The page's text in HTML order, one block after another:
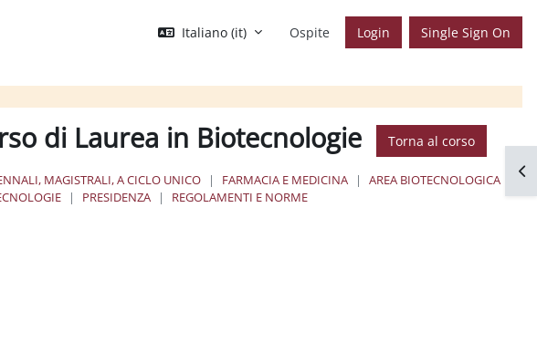
Italiano ‎(it)‎ Ospite Login Single Sign On
di Laurea in Biotecnologie Torna al corso
MAGISTRALI, A CICLO UNICO FARMACIA E MEDICINA
AREA BIOTECNOLOGICA
PRESIDENZA REGOLAMENTI E NORME